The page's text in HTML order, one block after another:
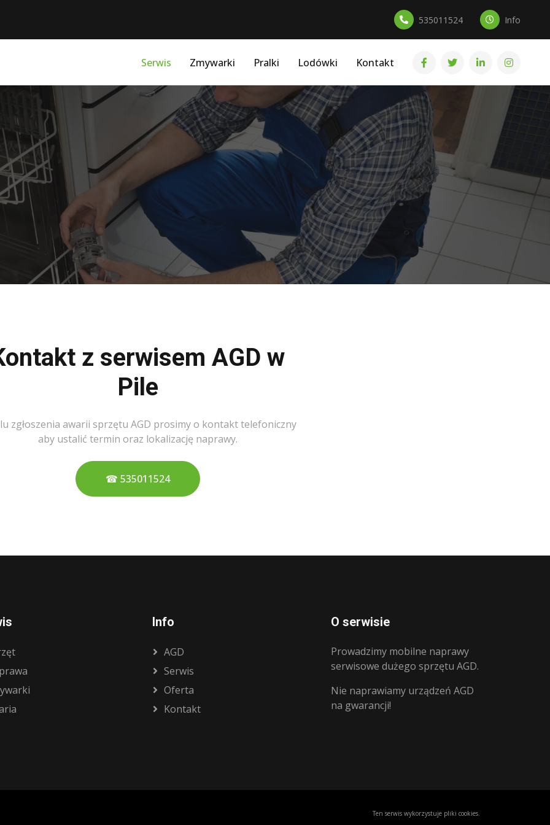
535011524 Info
Serwis Zmywarki Pralki Lodówki Kontakt
z serwisem AGD w
Pile
zgłoszenia awarii sprzętu AGD prosimy o kontakt telefoniczny
aby ustalić termin oraz lokalizację naprawy.
☎ 535011524
Info
AGD
Serwis
Oferta
Kontakt
O serwisie
Prowadzimy mobilne naprawy
serwisowe dużego sprzętu AGD.
Nie naprawiamy urządzeń AGD
na gwarancji!
Ten serwis wykorzystuje pliki cookies.